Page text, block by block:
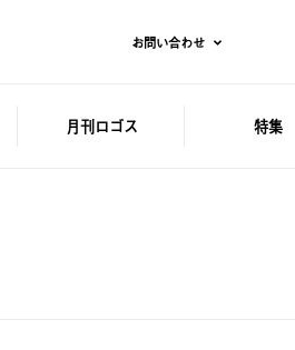
お問い合わせ
月刊ロゴス 特集